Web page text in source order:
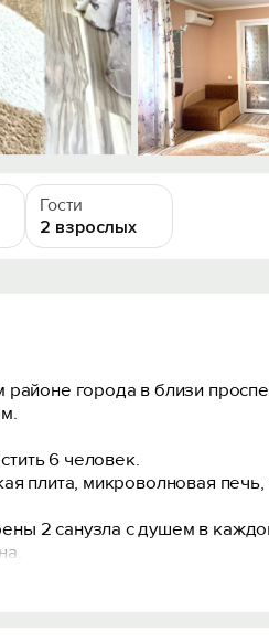
Гости
2 взрослых
города в близи
6 человек.
плита, микроволновая
2 санузла с душем в